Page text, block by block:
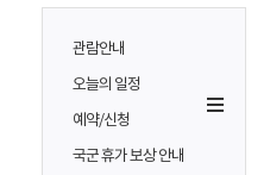
관람안내
오늘의 일정
예약/신청
국군 휴가 보상 안내